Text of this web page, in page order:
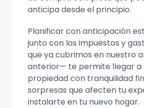
anticipa desde el principio.
Planificar con anticipación
junto con los impuestos y
que ya cubrimos en nuestro
anterior— te permite llegar a
propiedad con tranquilidad
sorpresas que afecten tu
instalarte en tu nuevo hogar.